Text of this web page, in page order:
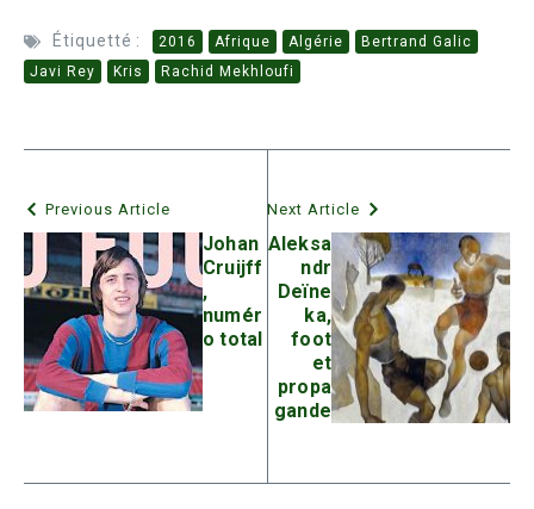
Étiquetté : 2016 Afrique Algérie
Bertrand Galic
Javi Rey
Kris Rachid Mekhloufi
Previous Article
Johan
Cruijff
,
numér
o total
Next Article
Aleksa
ndr
Deïne
ka,
foot
et
propa
gande